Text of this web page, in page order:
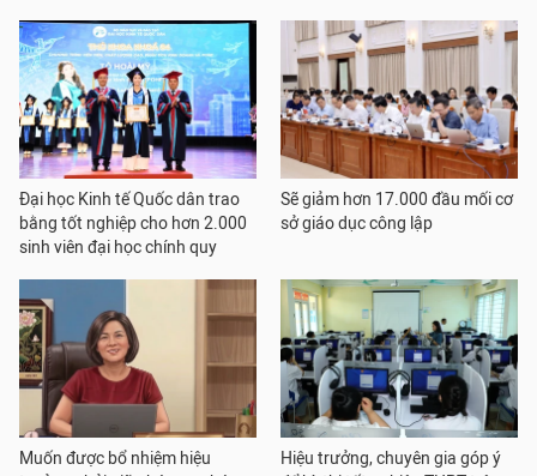
Đại học Kinh tế Quốc dân trao
bằng tốt nghiệp cho hơn 2.000
sinh viên đại học chính quy
Sẽ giảm hơn 17.000 đầu mối cơ
sở giáo dục công lập
Muốn được bổ nhiệm hiệu
Hiệu trưởng, chuyên gia góp ý